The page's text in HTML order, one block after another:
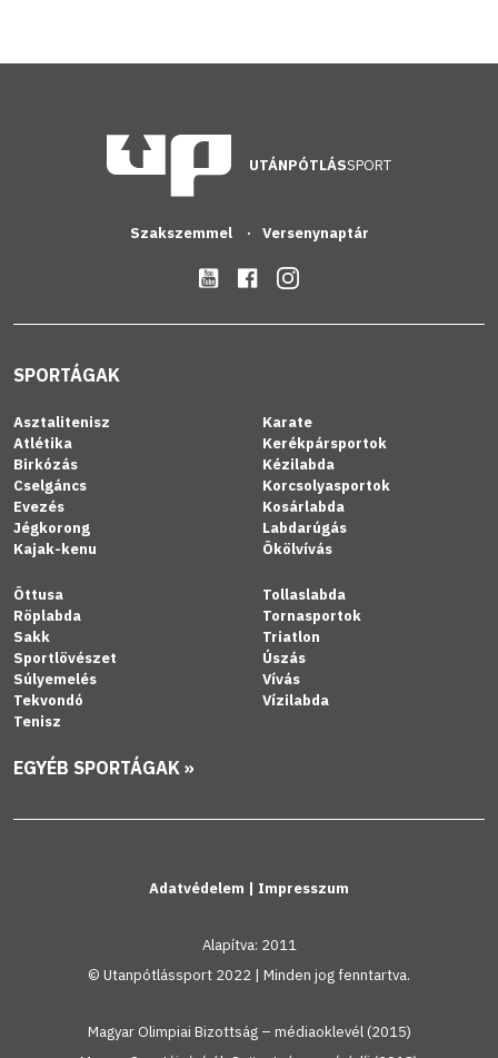
UTÁNPÓTLÁSSPORT
Szakszemmel Versenynaptár
SPORTÁGAK
Asztalitenisz
Atlétika
Birkózás
Cselgáncs
Evezés
Jégkorong
Kajak-kenu
Karate
Kerékpársportok
Kézilabda
Korcsolyasportok
Kosárlabda
Labdarúgás
Ökölvívás
Öttusa
Röplabda
Sakk
Sportlövészet
Súlyemelés
Tekvondó
Tenisz
Tollaslabda
Tornasportok
Triatlon
Úszás
Vívás
Vízilabda
EGYÉB SPORTÁGAK »
Adatvédelem | Impresszum
Alapítva: 2011
© Utanpótlássport 2022 | Minden jog fenntartva.
Magyar Olimpiai Bizottság – médiaoklevél (2015)